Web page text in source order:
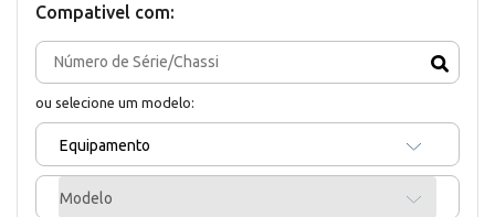
Compativel com:
ou selecione um modelo:
Equipamento
Modelo